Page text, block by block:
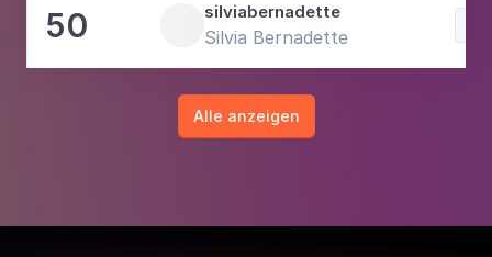
50 silviabernadette
Silvia Bernadette
Alle anzeigen